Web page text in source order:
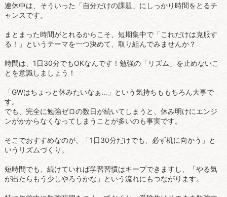
連休中は、そういった「自分だけの課題」にしっかり時間をとるチ
ャンスです。
まとまった時間がとれるからこそ、短期集中で「これだけは克服す
る！」というテーマを一つ決めて、取り組んでみませんか？
時間は、1日30分でもOKなんです！勉強の「リズム」を止めないこ
とを意識しましょう！
「GWはちょっと休みたいなぁ…」という気持ちももちろん大事で
す。
でも、完全に勉強ゼロの数日が続いてしまうと、休み明けにエンジ
ンがかからなくなってしまうことが多いのも事実です。
そこでおすすめなのが、「1日30分だけでも、必ず机に向かう」と
いうリズムづくり。
短時間でも、続けていれば学習習慣はキープできますし、「やる気
が出たらもう少しやろうかな」という流れにもつながります。